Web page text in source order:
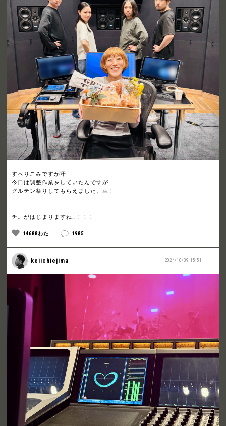
すべりこみですが汗
今日は調整作業をしていたんですが
グルテン祭りしてもらえました。幸！
チ。がはじまりますね…！！！
14688わた 1985
2024/10/09 15:51
keiichiejima